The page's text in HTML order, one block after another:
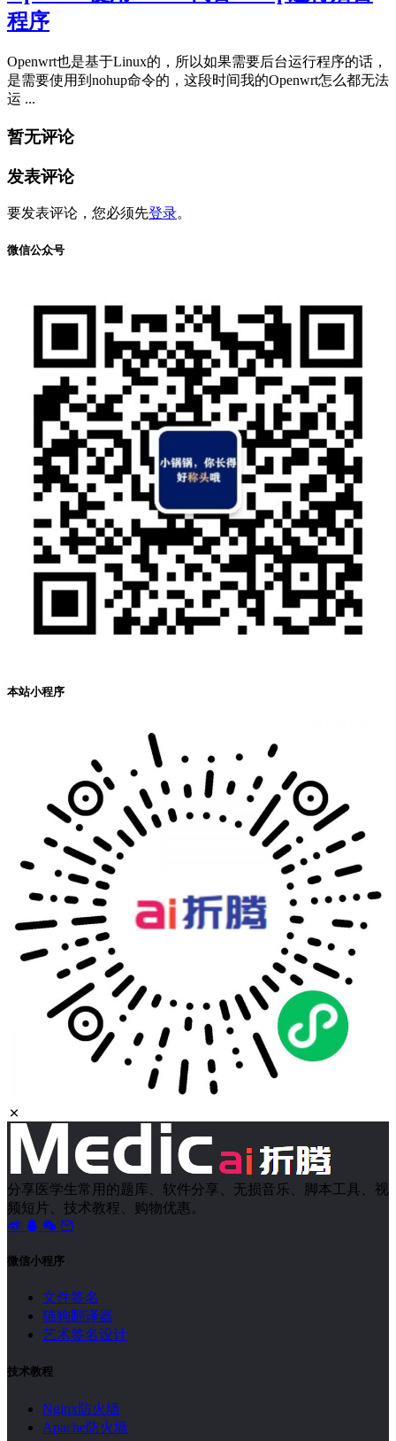
程序
Openwrt也是基于Linux的，所以如果需要后台运行程序的话，
是需要使用到nohup命令的，这段时间我的Openwrt怎么都无法
运 ...
暂无评论
发表评论
要发表评论，您必须先登录。
微信公众号
本站小程序
分享医学生常用的题库、软件分享、无损音乐、脚本工具、视
频短片、技术教程、购物优惠。
微信小程序
文件签名
猫狗翻译器
艺术签名设计
技术教程
Nginx防火墙
Apache防火墙